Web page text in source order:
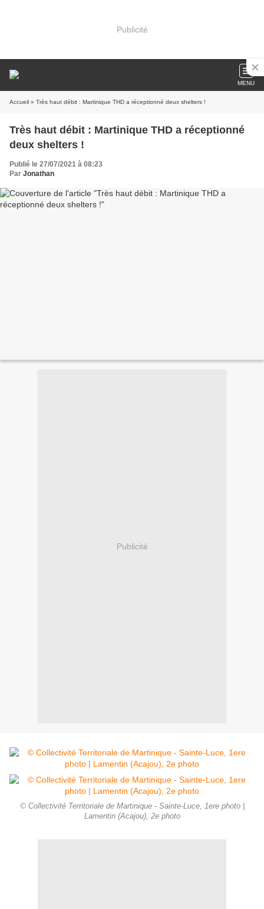
Publicité
MENU
Accueil » Très haut débit : Martinique THD a réceptionné deux shelters !
Très haut débit : Martinique THD a réceptionné
deux shelters !
Publié le 27/07/2021 à 08:23
Par Jonathan
Publicité
© Collectivité Territoriale de Martinique - Sainte-Luce, 1ere photo |
Lamentin (Acajou), 2e photo